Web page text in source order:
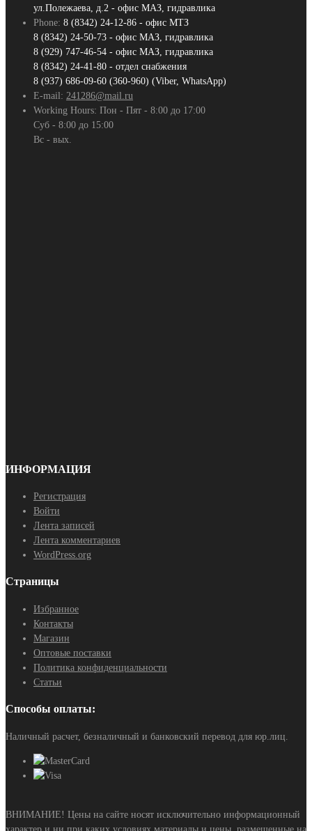
ул.Полежаева, д.2 - офис МАЗ, гидравлика
Phone: 8 (8342) 24-12-86 - офис МТЗ
8 (8342) 24-50-73 - офис МАЗ, гидравлика
8 (929) 747-46-54 - офис МАЗ, гидравлика
8 (8342) 24-41-80 - отдел снабжения
8 (937) 686-09-60 (360-960) (Viber, WhatsApp)
E-mail: 241286@mail.ru
Working Hours: Пон - Пят - 8:00 до 17:00
Суб - 8:00 до 15:00
Вс - вых.
ИНФОРМАЦИЯ
Регистрация
Войти
Лента записей
Лента комментариев
WordPress.org
Страницы
Избранное
Контакты
Магазин
Оптовые поставки
Политика конфиденциальности
Статьи
Способы оплаты:
Наличный расчет, безналичный и банковский перевод для юр.лиц.
ВНИМАНИЕ! Цены на сайте носят исключительно информационный
характер и ни при каких условиях материалы и цены, размещенные на